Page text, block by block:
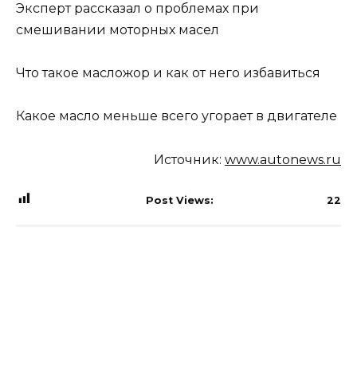
Эксперт рассказал о проблемах при
смешивании моторных масел
Что такое масложор и как от него избавиться
Какое масло меньше всего угорает в двигателе
Источник: www.autonews.ru
Post Views: 22